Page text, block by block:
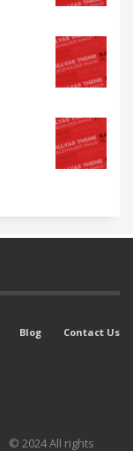
Blog Contact Us
© 2024 All rights